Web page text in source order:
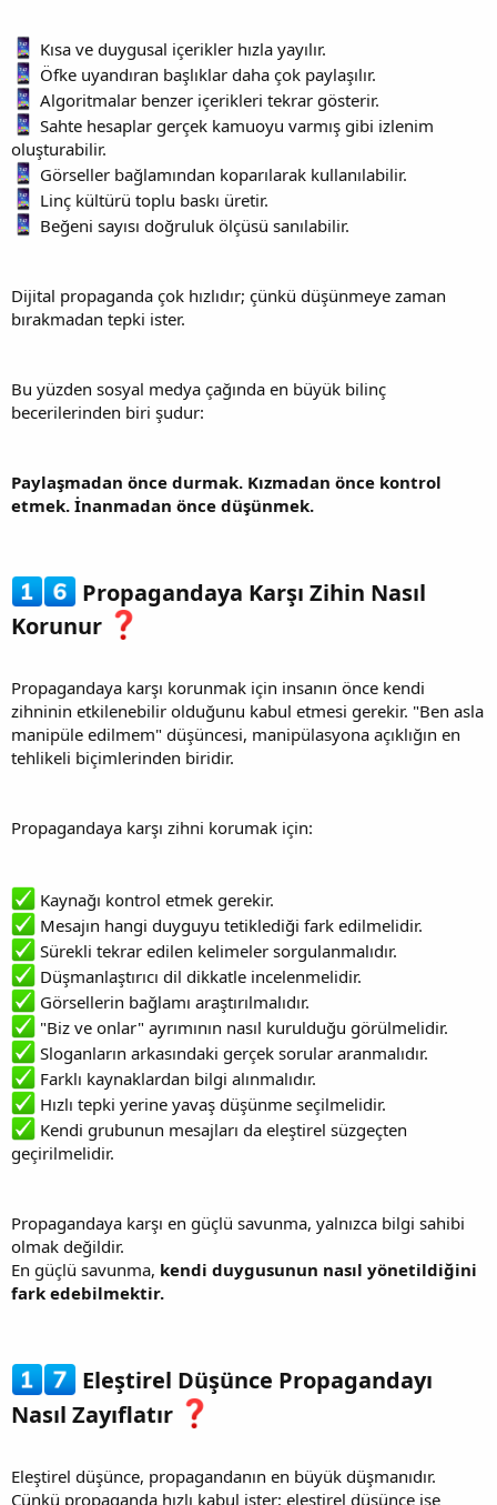
Kısa ve duygusal içerikler hızla yayılır.
Öfke uyandıran başlıklar daha çok paylaşılır.
Algoritmalar benzer içerikleri tekrar gösterir.
Sahte hesaplar gerçek kamuoyu varmış gibi izlenim
oluşturabilir.
Görseller bağlamından koparılarak kullanılabilir.
Linç kültürü toplu baskı üretir.
Beğeni sayısı doğruluk ölçüsü sanılabilir.
Dijital propaganda çok hızlıdır; çünkü düşünmeye zaman
bırakmadan tepki ister.
Bu yüzden sosyal medya çağında en büyük bilinç
becerilerinden biri şudur:
Paylaşmadan önce durmak. Kızmadan önce kontrol
etmek. İnanmadan önce düşünmek.
Propagandaya Karşı Zihin Nasıl
Korunur
Propagandaya karşı korunmak için insanın önce kendi
zihninin etkilenebilir olduğunu kabul etmesi gerekir. "Ben asla
manipüle edilmem" düşüncesi, manipülasyona açıklığın en
tehlikeli biçimlerinden biridir.
Propagandaya karşı zihni korumak için:
Kaynağı kontrol etmek gerekir.
Mesajın hangi duyguyu tetiklediği fark edilmelidir.
Sürekli tekrar edilen kelimeler sorgulanmalıdır.
Düşmanlaştırıcı dil dikkatle incelenmelidir.
Görsellerin bağlamı araştırılmalıdır.
"Biz ve onlar" ayrımının nasıl kurulduğu görülmelidir.
Sloganların arkasındaki gerçek sorular aranmalıdır.
Farklı kaynaklardan bilgi alınmalıdır.
Hızlı tepki yerine yavaş düşünme seçilmelidir.
Kendi grubunun mesajları da eleştirel süzgeçten
geçirilmelidir.
Propagandaya karşı en güçlü savunma, yalnızca bilgi sahibi
olmak değildir.
En güçlü savunma, kendi duygusunun nasıl yönetildiğini
fark edebilmektir.
Eleştirel Düşünce Propagandayı
Nasıl Zayıflatır
Eleştirel düşünce, propagandanın en büyük düşmanıdır.
Çünkü propaganda hızlı kabul ister; eleştirel düşünce ise